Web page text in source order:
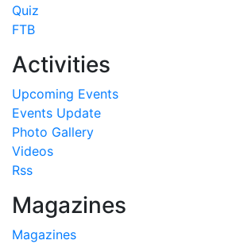
Quiz
FTB
Activities
Upcoming Events
Events Update
Photo Gallery
Videos
Rss
Magazines
Magazines